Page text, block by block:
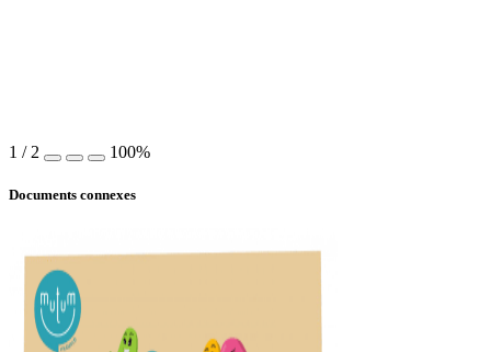
1 / 2 100%
Documents connexes